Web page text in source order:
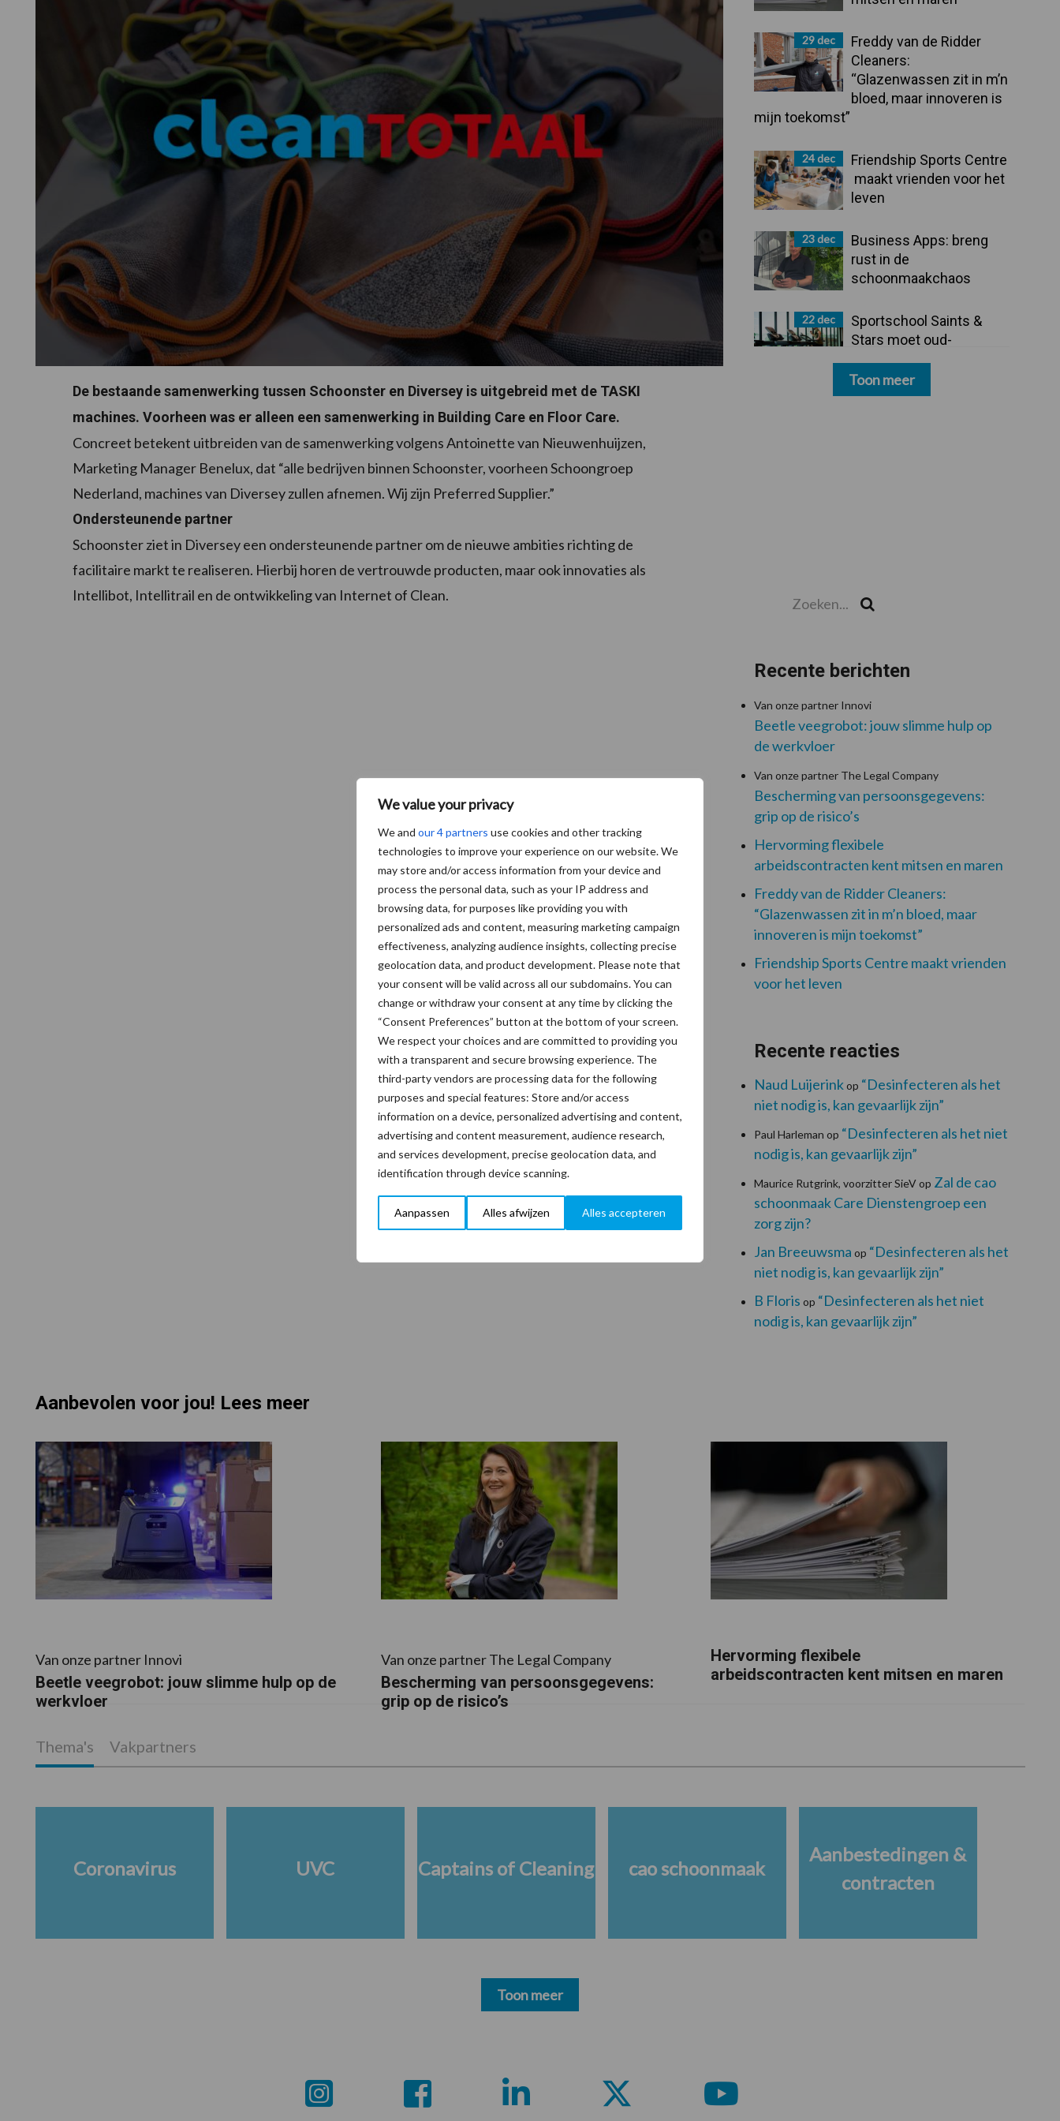
We value your privacy
We and our 4 partners use cookies and other tracking
technologies to improve your experience on our website. We
may store and/or access information from your device and
process the personal data, such as your IP address and
browsing data, for purposes like providing you with
personalized ads and content, measuring marketing campaign
effectiveness, analyzing audience insights, collecting precise
geolocation data, and product development. Please note that
your consent will be valid across all our subdomains. You can
change or withdraw your consent at any time by clicking the
“Consent Preferences” button at the bottom of your screen.
We respect your choices and are committed to providing you
with a transparent and secure browsing experience. The
third-party vendors are processing data for the following
purposes and special features: Store and/or access
information on a device, personalized advertising and content,
advertising and content measurement, audience research,
and services development, precise geolocation data, and
identification through device scanning.
Aanpassen Alles afwijzen Alles accepteren
De bestaande samenwerking tussen Schoonster en Diversey is uitgebreid met de TASKI
machines. Voorheen was er alleen een samenwerking in Building Care en Floor Care.
Concreet betekent uitbreiden van de samenwerking volgens Antoinette van Nieuwenhuijzen,
Marketing Manager Benelux, dat “alle bedrijven binnen Schoonster, voorheen Schoongroep
Nederland, machines van Diversey zullen afnemen. Wij zijn Preferred Supplier.”
Ondersteunende partner
Schoonster ziet in Diversey een ondersteunende partner om de nieuwe ambities richting de
facilitaire markt te realiseren. Hierbij horen de vertrouwde producten, maar ook innovaties als
Intellibot, Intellitrail en de ontwikkeling van Internet of Clean.
29 dec
Freddy van de Ridder
Cleaners:
“Glazenwassen zit in m’n
bloed, maar innoveren is
mijn toekomst”
24 dec
Friendship Sports Centre
maakt vrienden voor het
leven
23 dec
Business Apps: breng
rust in de
schoonmaakchaos
22 dec
Sportschool Saints &
Stars moet oud-
betalen
Toon meer
Recente berichten
Van onze partner Innovi
Beetle veegrobot: jouw slimme hulp op
de werkvloer
Van onze partner The Legal Company
Bescherming van persoonsgegevens:
grip op de risico’s
Hervorming flexibele
arbeidscontracten kent mitsen en maren
Freddy van de Ridder Cleaners:
“Glazenwassen zit in m’n bloed, maar
innoveren is mijn toekomst”
Friendship Sports Centre maakt vrienden
voor het leven
Recente reacties
Naud Luijerinkop “Desinfecteren als het
niet nodig is, kan gevaarlijk zijn”
Paul Harleman op “Desinfecteren als het niet
nodig is, kan gevaarlijk zijn”
Maurice Rutgrink, voorzitter SieVop Zal de cao
schoonmaak Care Dienstengroep een
zorg zijn?
Jan Breeuwsma op “Desinfecteren als het
niet nodig is, kan gevaarlijk zijn”
B Floris op “Desinfecteren als het niet
nodig is, kan gevaarlijk zijn”
Aanbevolen voor jou! Lees meer
Van onze partner Innovi
Beetle veegrobot: jouw slimme hulp op de
werkvloer
Van onze partner The Legal Company
Bescherming van persoonsgegevens:
grip op de risico’s
Hervorming flexibele
arbeidscontracten kent mitsen en maren
Thema's Vakpartners
Coronavirus UVC Captains of Cleaning cao schoonmaak
Aanbestedingen &
contracten
Toon meer